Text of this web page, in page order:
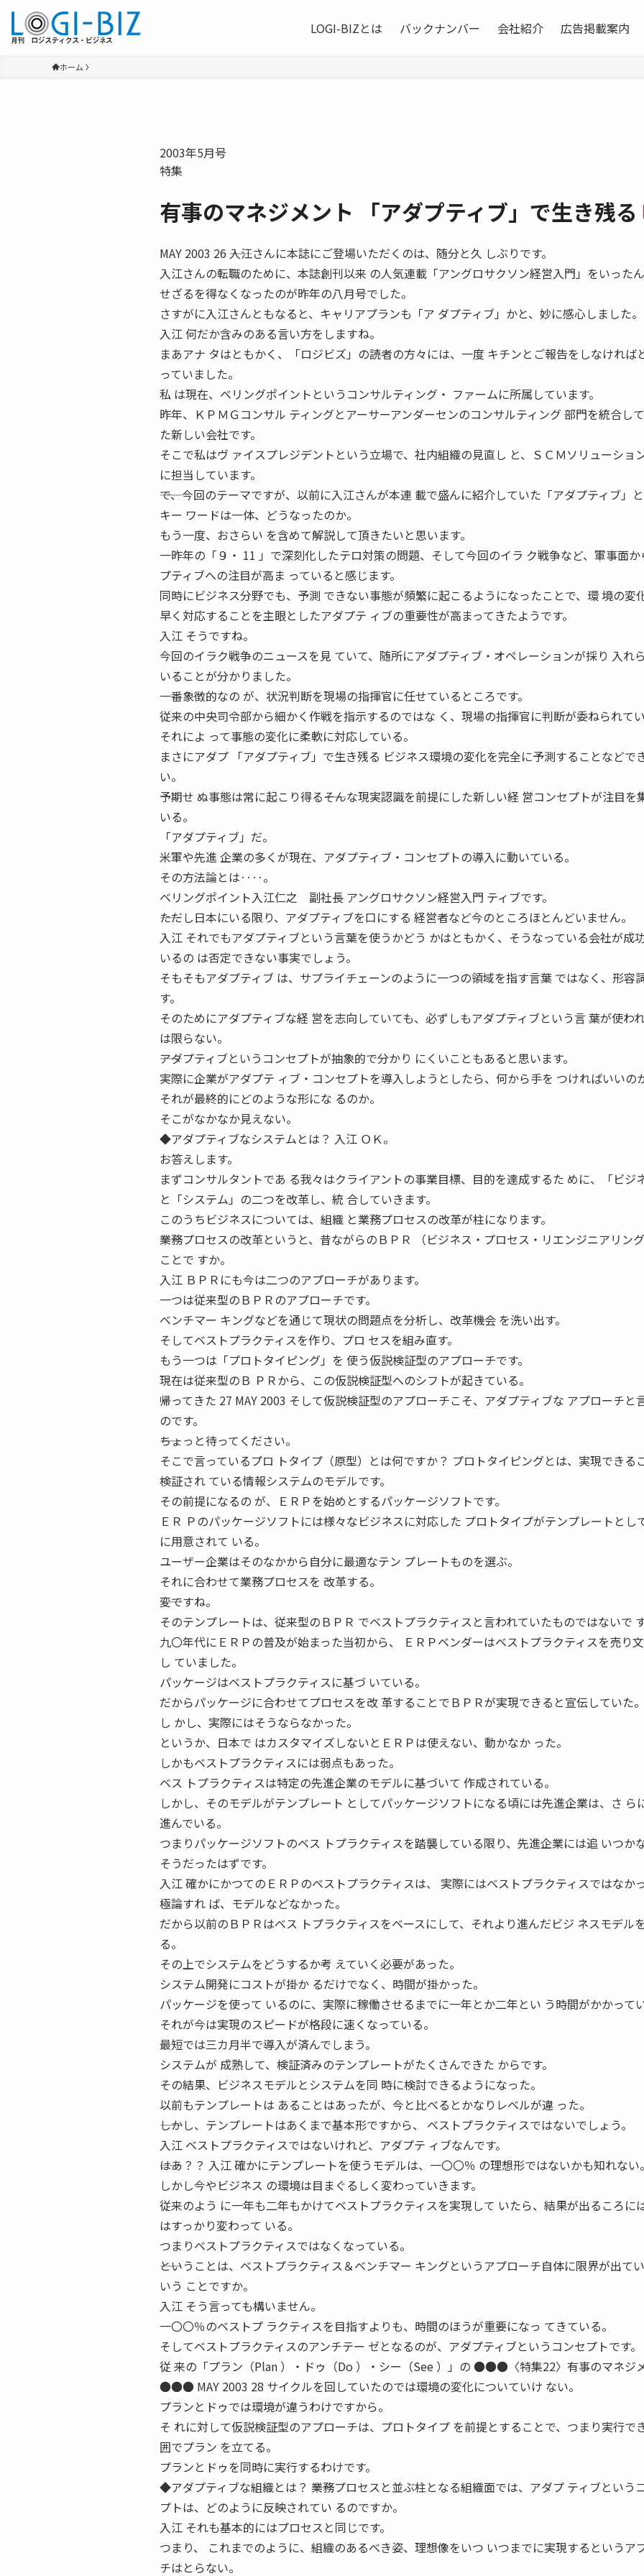
LOGI-BIZとは バックナンバー 会社紹介 広告掲載案内
ホーム
2003年5月号
特集
有事のマネジメント 「アダプティブ」で生き残る
MAY 2003 26 ――入江さんに本誌にご登場いただくのは、随分と久 しぶりです。
入江さんの転職のために、本誌創刊以来 の人気連載「アングロサクソン経営入門」をいった
せざるを得なくなったのが昨年の八月号でした。
さすがに入江さんともなると、キャリアプランも「ア ダプティブ」かと、妙に感心しました。
入江 何だか含みのある言い方をしますね。
まあアナ タはともかく、「ロジビズ」の読者の方々には、一度 キチンとご報告をしなければ
っていました。
私 は現在、ベリングポイントというコンサルティング・ ファームに所属しています。
昨年、ＫＰＭＧコンサル ティングとアーサーアンダーセンのコンサルティング 部門を統合し
た新しい会社です。
そこで私はヴ ァイスプレジデントという立場で、社内組織の見直し と、ＳＣＭソリューショ
に担当しています。
――で、今回のテーマですが、以前に入江さんが本連 載で盛んに紹介していた「アダプティブ」
キー ワードは一体、どうなったのか。
もう一度、おさらい を含めて解説して頂きたいと思います。
一昨年の「９・ 11 」で深刻化したテロ対策の問題、そして今回のイラ ク戦争など、軍事面
プティブへの注目が高ま っていると感じます。
同時にビジネス分野でも、予測 できない事態が頻繁に起こるようになったことで、環 境の変
早く対応することを主眼としたアダプテ ィブの重要性が高まってきたようです。
入江 そうですね。
今回のイラク戦争のニュースを見 ていて、随所にアダプティブ・オペレーションが採り 入れ
いることが分かりました。
一番象徴的なの が、状況判断を現場の指揮官に任せているところです。
従来の中央司令部から細かく作戦を指示するのではな く、現場の指揮官に判断が委ねられてい
それによ って事態の変化に柔軟に対応している。
まさにアダプ 「アダプティブ」で生き残る ビジネス環境の変化を完全に予測することなどで
い。
予期せ ぬ事態は常に起こり得る――そんな現実認識を前提にした新しい経 営コンセプトが注目を
いる。
「アダプティブ」だ。
米軍や先進 企業の多くが現在、アダプティブ・コンセプトの導入に動いている。
その方法論とは‥‥。
ベリングポイント入江仁之 副社長 アングロサクソン経営入門 ティブです。
――ただし日本にいる限り、アダプティブを口にする 経営者など今のところほとんどいません。
入江 それでもアダプティブという言葉を使うかどう かはともかく、そうなっている会社が成
いるの は否定できない事実でしょう。
そもそもアダプティブ は、サプライチェーンのように一つの領域を指す言葉 ではなく、形容
す。
そのためにアダプティブな経 営を志向していても、必ずしもアダプティブという言 葉が使わ
は限らない。
――アダプティブというコンセプトが抽象的で分かり にくいこともあると思います。
実際に企業がアダプテ ィブ・コンセプトを導入しようとしたら、何から手を つければいいの
それが最終的にどのような形にな るのか。
そこがなかなか見えない。
◆アダプティブなシステムとは？ 入江 ＯＫ。
お答えします。
まずコンサルタントであ る我々はクライアントの事業目標、目的を達成するた めに、「ビジ
と「システム」の二つを改革し、統 合していきます。
このうちビジネスについては、組織 と業務プロセスの改革が柱になります。
――業務プロセスの改革というと、昔ながらのＢＰＲ （ビジネス・プロセス・リエンジニアリン
ことで すか。
入江 ＢＰＲにも今は二つのアプローチがあります。
一つは従来型のＢＰＲのアプローチです。
ベンチマー キングなどを通じて現状の問題点を分析し、改革機会 を洗い出す。
そしてベストプラクティスを作り、プロ セスを組み直す。
もう一つは「プロトタイピング」を 使う仮説検証型のアプローチです。
現在は従来型のＢ ＰＲから、この仮説検証型へのシフトが起きている。
帰ってきた 27 MAY 2003 そして仮説検証型のアプローチこそ、アダプティブな アプローチと
のです。
――ちょっと待ってください。
そこで言っているプロ トタイプ（原型）とは何ですか？ プロトタイピングとは、実現できる
検証され ている情報システムのモデルです。
その前提になるの が、ＥＲＰを始めとするパッケージソフトです。
ＥＲ Ｐのパッケージソフトには様々なビジネスに対応した プロトタイプがテンプレートとし
に用意されて いる。
ユーザー企業はそのなかから自分に最適なテン プレートものを選ぶ。
それに合わせて業務プロセスを 改革する。
――変ですね。
そのテンプレートは、従来型のＢＰＲ でベストプラクティスと言われていたものではないで す
九〇年代にＥＲＰの普及が始まった当初から、 ＥＲＰベンダーはベストプラクティスを売り
し ていました。
パッケージはベストプラクティスに基づ いている。
だからパッケージに合わせてプロセスを改 革することでＢＰＲが実現できると宣伝していた。
し かし、実際にはそうならなかった。
というか、日本で はカスタマイズしないとＥＲＰは使えない、動かなか った。
しかもベストプラクティスには弱点もあった。
ベス トプラクティスは特定の先進企業のモデルに基づいて 作成されている。
しかし、そのモデルがテンプレート としてパッケージソフトになる頃には先進企業は、さ ら
進んでいる。
つまりパッケージソフトのベス トプラクティスを踏襲している限り、先進企業には追 いつかな
そうだったはずです。
入江 確かにかつてのＥＲＰのベストプラクティスは、 実際にはベストプラクティスではなかっ
極論すれ ば、モデルなどなかった。
だから以前のＢＰＲはベス トプラクティスをベースにして、それより進んだビジ ネスモデル
る。
その上でシステムをどうするか考 えていく必要があった。
システム開発にコストが掛か るだけでなく、時間が掛かった。
パッケージを使って いるのに、実際に稼働させるまでに一年とか二年とい う時間がかかってい
それが今は実現のスピードが格段に速くなっている。
最短では三カ月半で導入が済んでしまう。
システムが 成熟して、検証済みのテンプレートがたくさんできた からです。
その結果、ビジネスモデルとシステムを同 時に検討できるようになった。
以前もテンプレートは あることはあったが、今と比べるとかなりレベルが違 った。
――しかし、テンプレートはあくまで基本形ですから、 ベストプラクティスではないでしょう。
入江 ベストプラクティスではないけれど、アダプテ ィブなんです。
――はあ？？ 入江 確かにテンプレートを使うモデルは、一〇〇％ の理想形ではないかも知れない。
しかし今やビジネス の環境は目まぐるしく変わっていきます。
従来のよう に一年も二年もかけてベストプラクティスを実現して いたら、結果が出るころに
はすっかり変わって いる。
つまりベストプラクティスではなくなっている。
――ということは、ベストプラクティス＆ベンチマー キングというアプローチ自体に限界が出て
いう ことですか。
入江 そう言っても構いません。
一〇〇％のベストプ ラクティスを目指すよりも、時間のほうが重要になっ てきている。
そしてベストプラクティスのアンチテー ゼとなるのが、アダプティブというコンセプトです。
従 来の「プラン（Plan ）・ドゥ（Do ）・シー（See ）」の ●●●〈特集22〉有事のマネジ
●●● MAY 2003 28 サイクルを回していたのでは環境の変化についていけ ない。
プランとドゥでは環境が違うわけですから。
そ れに対して仮説検証型のアプローチは、プロトタイプ を前提とすることで、つまり実行で
囲でプラン を立てる。
プランとドゥを同時に実行するわけです。
◆アダプティブな組織とは？ ――業務プロセスと並ぶ柱となる組織面では、アダプ ティブという
プトは、どのように反映されてい るのですか。
入江 それも基本的にはプロセスと同じです。
つまり、 これまでのように、組織のあるべき姿、理想像をいつ いつまでに実現するというア
チはとらない。